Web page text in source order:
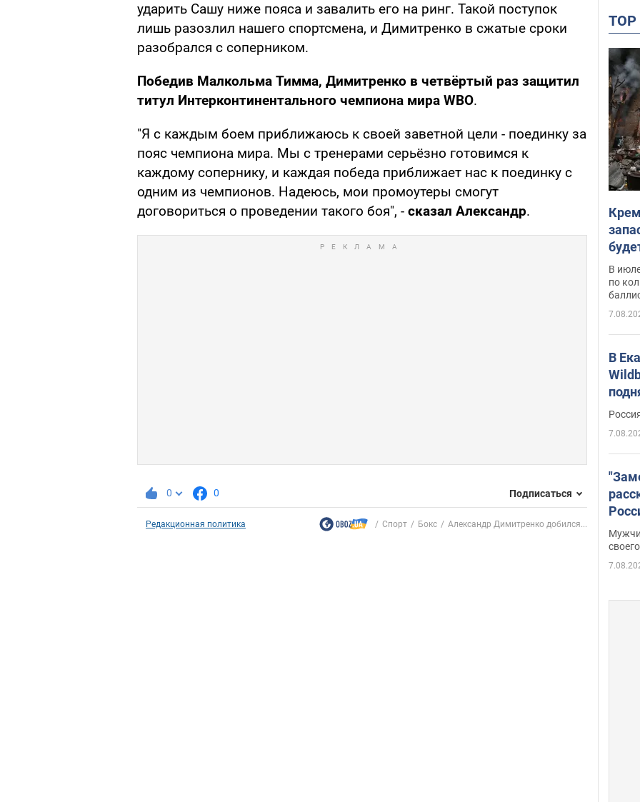
ударить Сашу ниже пояса и завалить его на ринг. Такой поступок
лишь разозлил нашего спортсмена, и Димитренко в сжатые сроки
разобрался с соперником.
Победив Малкольма Тимма, Димитренко в четвёртый раз защитил
титул Интерконтинентального чемпиона мира WBO.
"Я с каждым боем приближаюсь к своей заветной цели - поединку за
пояс чемпиона мира. Мы с тренерами серьёзно готовимся к
каждому сопернику, и каждая победа приближает нас к поединку с
одним из чемпионов. Надеюсь, мои промоутеры смогут
договориться о проведении такого боя", - сказал Александр.
0 0 Подписаться
Редакционная политика Спорт Бокс Александр Димитренко добился...
В
по
В
Фото